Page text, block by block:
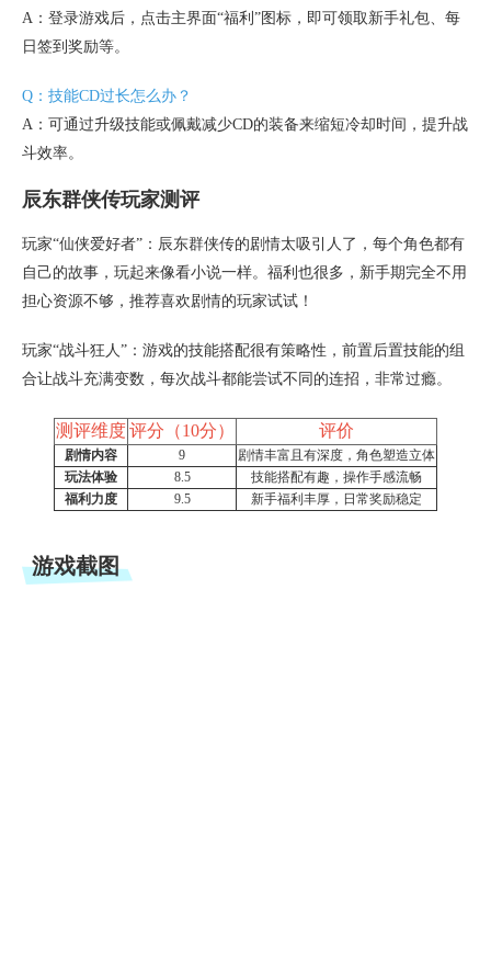
A：登录游戏后，点击主界面“福利”图标，即可领取新手礼包、每
日签到奖励等。
Q：技能CD过长怎么办？
A：可通过升级技能或佩戴减少CD的装备来缩短冷却时间，提升战
斗效率。
辰东群侠传玩家测评
玩家“仙侠爱好者”：辰东群侠传的剧情太吸引人了，每个角色都有
自己的故事，玩起来像看小说一样。福利也很多，新手期完全不用
担心资源不够，推荐喜欢剧情的玩家试试！
玩家“战斗狂人”：游戏的技能搭配很有策略性，前置后置技能的组
合让战斗充满变数，每次战斗都能尝试不同的连招，非常过瘾。
测评维度评分（10分） 评价
剧情内容 9
剧情丰富且有深度，角色塑造立体
玩法体验
8.5
技能搭配有趣，操作手感流畅
福利力度
9.5 新手福利丰厚，日常奖励稳定
游戏截图